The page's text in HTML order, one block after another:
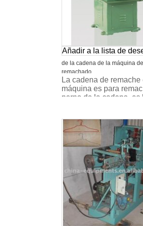
Añadir a la lista de
de la cadena de la máquina de
remachado
La cadena de remache
máquina es para
perno de la cadena, es